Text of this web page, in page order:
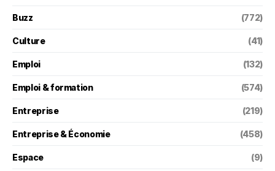
Buzz (772)
Culture (41)
Emploi (132)
Emploi & formation (574)
Entreprise (219)
Entreprise & Économie (458)
Espace (9)